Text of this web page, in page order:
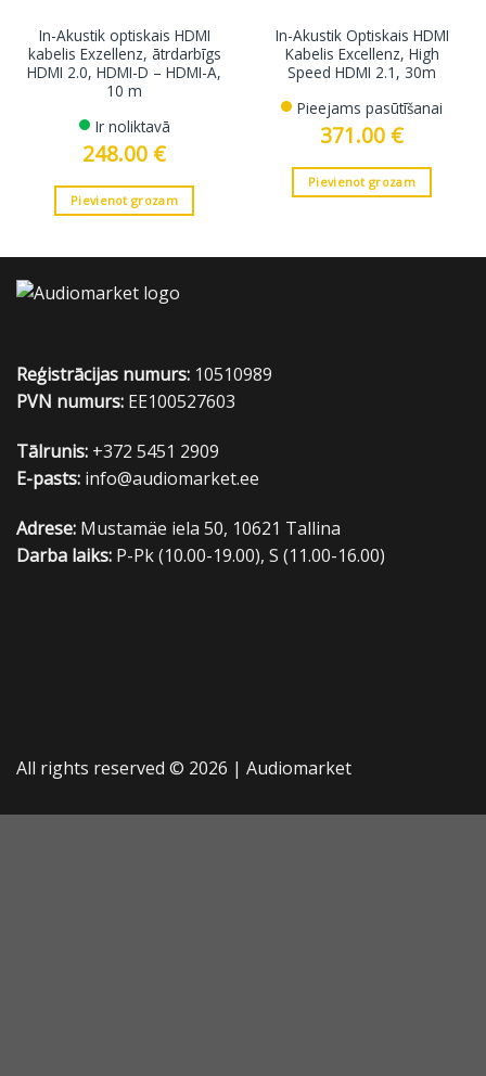
In-Akustik optiskais HDMI
kabelis Exzellenz, ātrdarbīgs
HDMI 2.0, HDMI-D – HDMI-A,
10 m
Ir noliktavā
248.00 €
Pievienot grozam
In-Akustik Optiskais HDMI
Kabelis Excellenz, High
Speed HDMI 2.1, 30m
Pieejams pasūtīšanai
371.00 €
Pievienot grozam
Reģistrācijas numurs: 10510989
PVN numurs: EE100527603
Tālrunis: +372 5451 2909
E-pasts: info@audiomarket.ee
Adrese: Mustamäe iela 50, 10621 Tallina
Darba laiks: P-Pk (10.00-19.00), S (11.00-16.00)
All rights reserved © 2026 | Audiomarket